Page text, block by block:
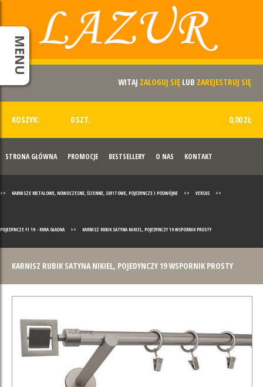
WITAJ ZALOGUJ SIĘ LUB ZAREJESTRUJ SIĘ
KOSZYK: 0 SZT. 0,00 ZŁ
STRONA GŁÓWNA PROMOCJE BESTSELLERY O NAS KONTAKT
MENU
>> KARNISZE METALOWE, NOWOCZESNE, ŚCIENNE, SUFITOWE, POJEDYNCZE I PODWÓJNE >> VERSUS >>
POJEDYNCZE FI 19 - RURA GŁADKA >> KARNISZ RUBIK SATYNA NIKIEL, POJEDYNCZY 19 WSPORNIK PROSTY
KARNISZ RUBIK SATYNA NIKIEL, POJEDYNCZY 19 WSPORNIK PROSTY